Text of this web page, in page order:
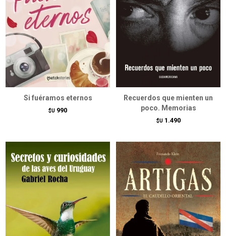
Si fuéramos eternos
$U 990
Recuerdos que mienten un
poco. Memorias
$U 1.490